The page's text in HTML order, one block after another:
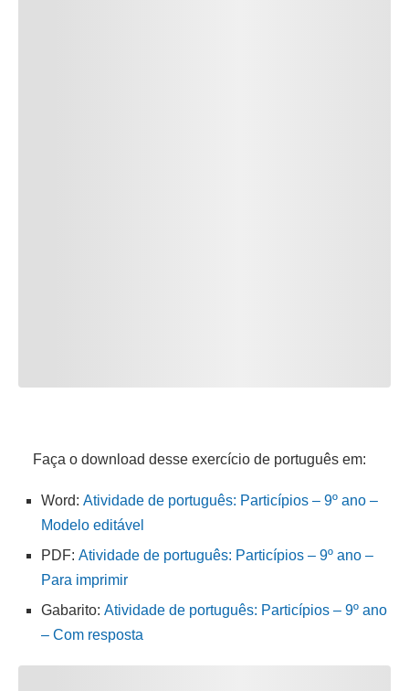
Faça o download desse exercício de português em:
Word: Atividade de português: Particípios – 9º ano –
Modelo editável
PDF: Atividade de português: Particípios – 9º ano –
Para imprimir
Gabarito: Atividade de português: Particípios – 9º ano
– Com resposta